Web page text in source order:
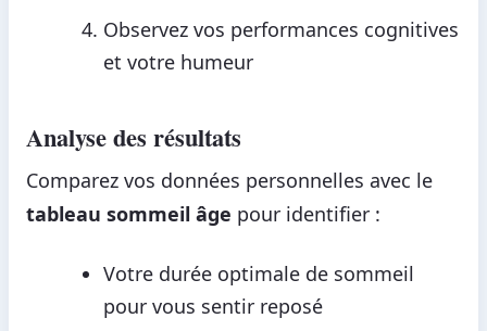
Observez vos performances cognitives
et votre humeur
Analyse des résultats
Comparez vos données personnelles avec le
tableau sommeil âge pour identifier :
Votre durée optimale de sommeil
pour vous sentir reposé